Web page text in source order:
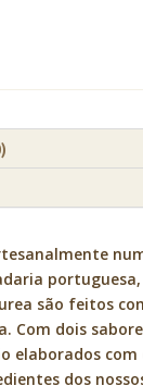
portuguesa,
são feitos
Com dois
elaborados com
dos